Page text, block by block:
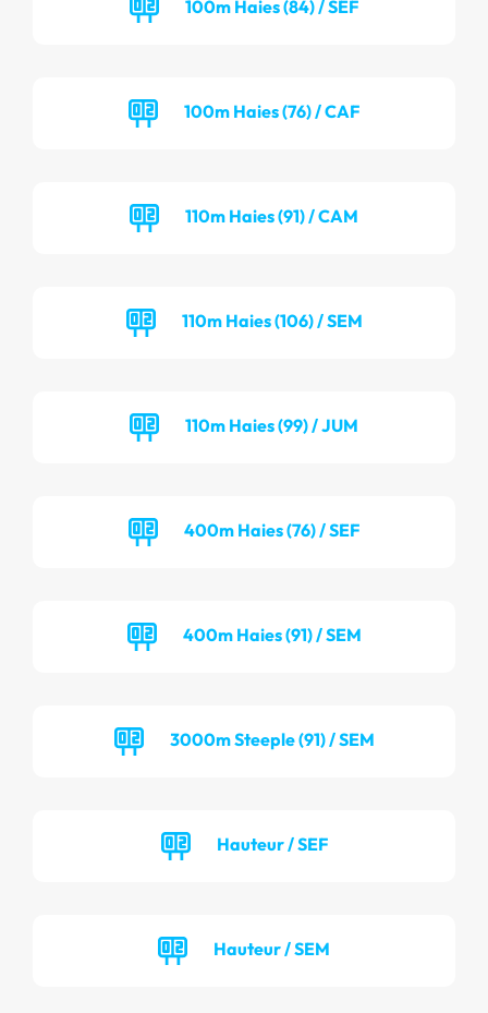
100m Haies (84) / SEF
100m Haies (76) / CAF
110m Haies (91) / CAM
110m Haies (106) / SEM
110m Haies (99) / JUM
400m Haies (76) / SEF
400m Haies (91) / SEM
3000m Steeple (91) / SEM
Hauteur / SEF
Hauteur / SEM